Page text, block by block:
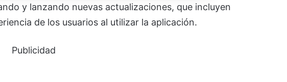
y lanzando nuevas actualizaciones, que incluyen
de los usuarios al utilizar la aplicación.
Publicidad